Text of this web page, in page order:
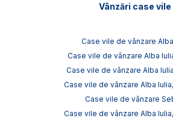
Vânzări case vile
Case vile de vânzare
Case vile de vânzare Alba
Case vile de vânzare Alba
Case vile de vânzare Alba
Case vile de vânzare
Case vile de vânzare Alba